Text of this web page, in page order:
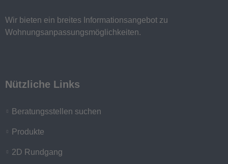
Wir bieten ein breites Informationsangebot zu
Wohnungsanpassungsmöglichkeiten.
Nützliche Links
Beratungsstellen suchen
Produkte
2D Rundgang